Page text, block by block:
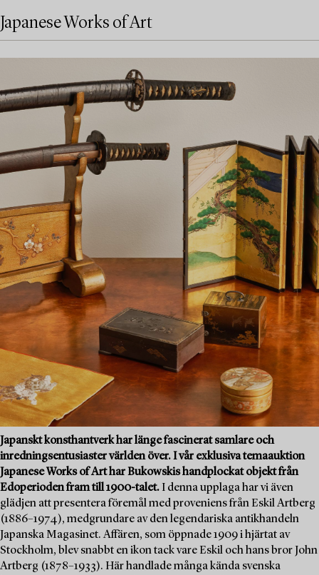
Japanese Works of Art
Japanskt konsthantverk har länge fascinerat samlare och
inredningsentusiaster världen över. I vår exklusiva temaauktion
Japanese Works of Art har Bukowskis handplockat objekt från
Edoperioden fram till 1900-talet. I denna upplaga har vi även
glädjen att presentera föremål med proveniens från Eskil Artberg
(1886–1974), medgrundare av den legendariska antikhandeln
Japanska Magasinet. Affären, som öppnade 1909 i hjärtat av
Stockholm, blev snabbt en ikon tack vare Eskil och hans bror John
Artberg (1878–1933). Här handlade många kända svenska